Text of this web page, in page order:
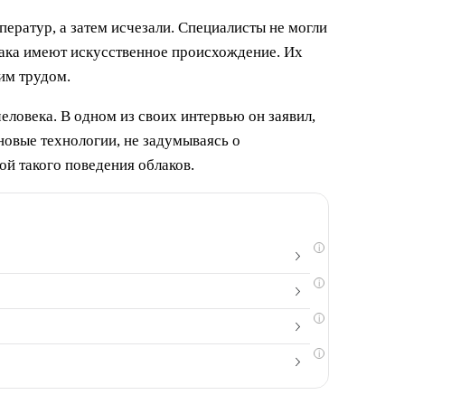
а затем исчезали. Специалисты не могли
имеют искусственное происхождение. Их
трудом.
В одном из своих интервью он заявил,
технологии, не задумываясь о
такого поведения облаков.
i
i
i
i